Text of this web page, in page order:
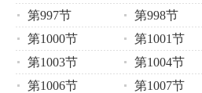
第997节
第998节
第1000节
第1001节
第1003节
第1004节
第1006节
第1007节